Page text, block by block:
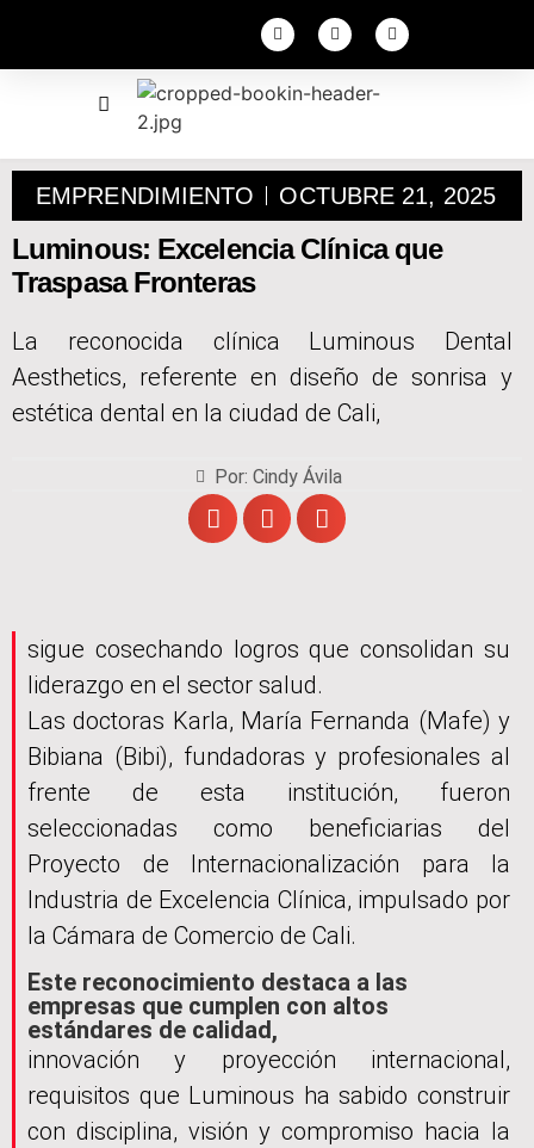
EMPRENDIMIENTO OCTUBRE 21, 2025
Luminous: Excelencia Clínica que
Traspasa Fronteras
La reconocida clínica Luminous Dental
Aesthetics, referente en diseño de sonrisa y
estética dental en la ciudad de Cali,
Por: Cindy Ávila
sigue cosechando logros que consolidan su
liderazgo en el sector salud.
Las doctoras Karla, María Fernanda (Mafe) y
Bibiana (Bibi), fundadoras y profesionales al
frente de esta institución, fueron
seleccionadas como beneficiarias del
Proyecto de Internacionalización para la
Industria de Excelencia Clínica, impulsado por
la Cámara de Comercio de Cali.
Este reconocimiento destaca a las
empresas que cumplen con altos
estándares de calidad,
innovación y proyección internacional,
requisitos que Luminous ha sabido construir
con disciplina, visión y compromiso hacia la